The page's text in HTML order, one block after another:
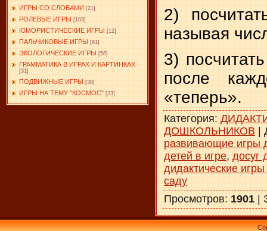
ИГРЫ СО СЛОВАМИ [21]
РОЛЕВЫЕ ИГРЫ [103]
ЮМОРИСТИЧЕСКИЕ ИГРЫ [12]
ПАЛЬЧИКОВЫЕ ИГРЫ [61]
ЭКОЛОГИЧЕСКИЕ ИГРЫ [56]
ГРАММАТИКА В ИГРАХ И КАРТИНКАХ
[31]
ПОДВИЖНЫЕ ИГРЫ [38]
ИГРЫ НА ТЕМУ "КОСМОС" [23]
2)
называя
3)
после
«теперь».
Категория:
ДОШКОЛЬНИКОВ |
развивающие игры
детей в игре, досуг
дидактические
саду
Просмотров: 1901 |